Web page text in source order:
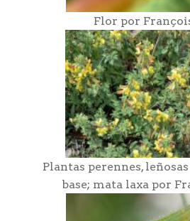
Flor por
Plantas perennes,
base; mata laxa por